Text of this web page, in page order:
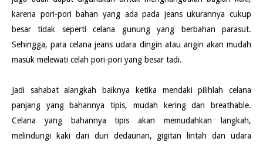
karena pori-pori bahan yang ada pada jeans ukurannya cukup
besar tidak seperti celana gunung yang berbahan parasut.
Sehingga, para celana jeans udara dingin atau angin akan mudah
masuk melewati celah pori-pori yang besar tadi.
Jadi sahabat alangkah baiknya ketika mendaki pilihlah celana
panjang yang bahannya tipis, mudah kering dan breathable.
Celana yang bahannya tipis akan memudahkan langkah,
melindungi kaki dari duri dedaunan, gigitan lintah dan udara